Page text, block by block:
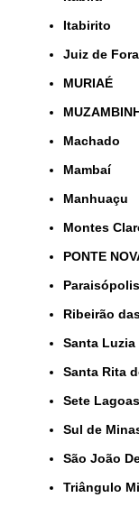
Itabirito
Juiz de Fora
MURIAÉ
Machado
Mambaí
Manhuaçu
Montes
PONTE
Paraisópolis
Ribeirão
Santa Luzia
Santa Rita
Sete Lagoas
Sul de
São João
Triângulo